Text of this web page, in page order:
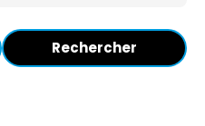
Rechercher